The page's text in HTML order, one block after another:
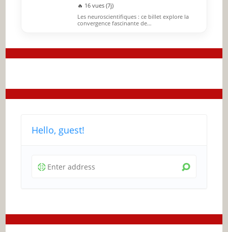
🔥 16 vues (7j)
Les neuroscientifiques : ce billet explore la
convergence fascinante de…
Hello, guest!